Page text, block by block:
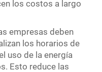
los costos a largo
empresas deben
los horarios de
uso de la energía
Esto reduce las